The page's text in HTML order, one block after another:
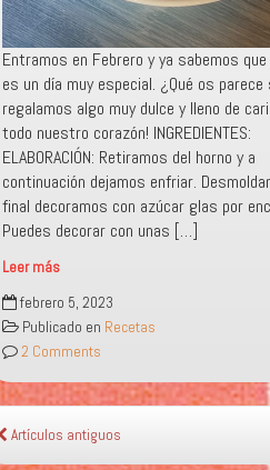
Entramos en Febrero y ya sabemos
es un día muy especial. ¿Qué os parece
regalamos algo muy dulce y lleno de
todo nuestro corazón! INGREDIENTES:
ELABORACIÓN: Retiramos del horno y a
continuación dejamos enfriar.
final decoramos con azúcar glas por
Puedes decorar con unas […]
Leer más
“CORAZÓN
DE
MANZANA
Y
PASAS”
febrero 5, 2023
Publicado en Recetas
2 Comments
Artículos antiguos